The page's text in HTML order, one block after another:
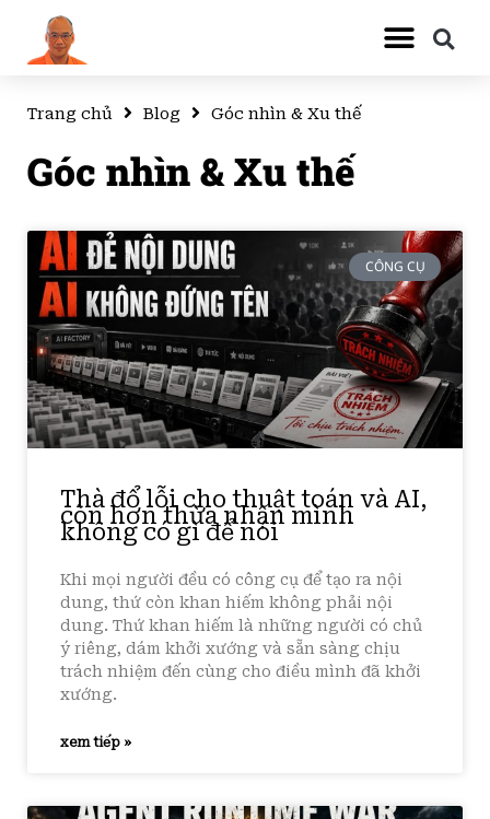
Trang chủ Blog Góc nhìn & Xu thế
Góc nhìn & Xu thế
CÔNG CỤ
Thà đổ lỗi cho thuật toán và AI,
còn hơn thừa nhận mình
không có gì để nói
Khi mọi người đều có công cụ để tạo ra nội
dung, thứ còn khan hiếm không phải nội
dung. Thứ khan hiếm là những người có chủ
ý riêng, dám khởi xướng và sẵn sàng chịu
trách nhiệm đến cùng cho điều mình đã khởi
xướng.
xem tiếp »